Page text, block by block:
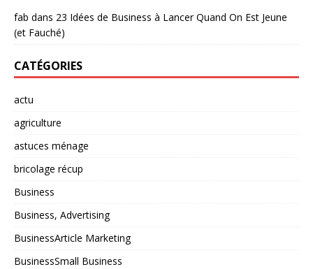
fab dans 23 Idées de Business à Lancer Quand On Est Jeune
(et Fauché)
CATÉGORIES
actu
agriculture
astuces ménage
bricolage récup
Business
Business, Advertising
BusinessArticle Marketing
BusinessSmall Business